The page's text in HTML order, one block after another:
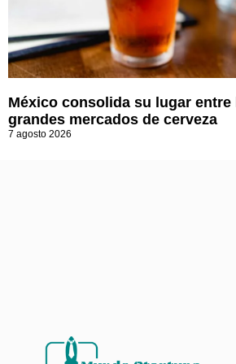
México consolida su lugar entre
grandes mercados de cerveza
7 agosto 2026